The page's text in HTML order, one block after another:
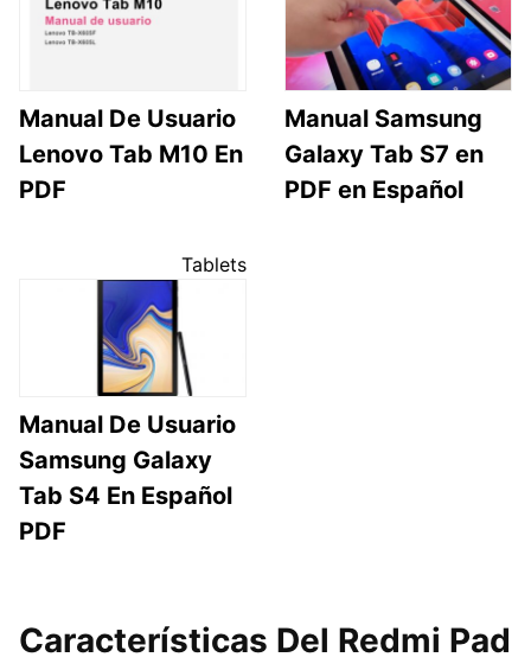
Manual De Usuario
Lenovo Tab M10 En
PDF
Manual Samsung
Galaxy Tab S7 en
PDF en Español
Tablets
Manual De Usuario
Samsung Galaxy
Tab S4 En Español
PDF
Características Del Redmi Pad